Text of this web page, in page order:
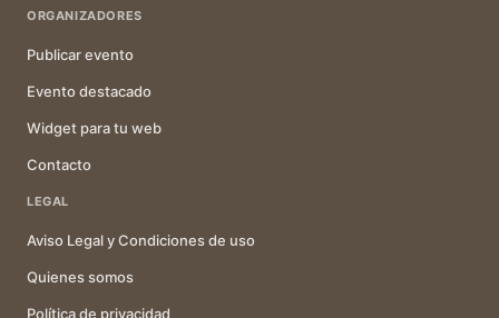
ORGANIZADORES
Publicar evento
Evento destacado
Widget para tu web
Contacto
LEGAL
Aviso Legal y Condiciones de uso
Quienes somos
Política de privacidad